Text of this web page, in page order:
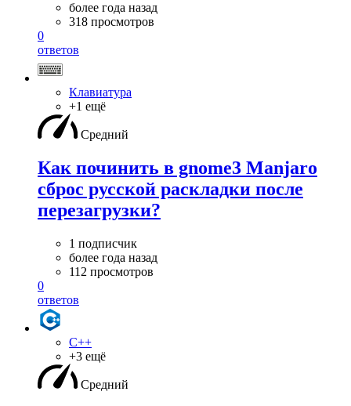
более года назад
318 просмотров
0
ответов
Клавиатура
+1 ещё
Средний
Как починить в gnome3 Manjaro
сброс русской раскладки после
перезагрузки?
1 подписчик
более года назад
112 просмотров
0
ответов
C++
+3 ещё
Средний